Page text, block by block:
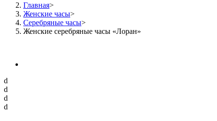
Главная>
Женские часы>
Серебряные часы>
Женские серебряные часы «Лоран»
d
d
d
d